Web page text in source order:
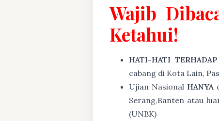
Wajib
Ketahui!
HATI-HATI
cabang di Kota Lain,
Ujian Nasional HANYA
Serang,Banten atau
(UNBK)